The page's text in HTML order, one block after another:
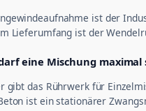
ist der
Lieferumfang ist der
eine Mischung maximal
gibt das Rührwerk für
ist ein stationärer